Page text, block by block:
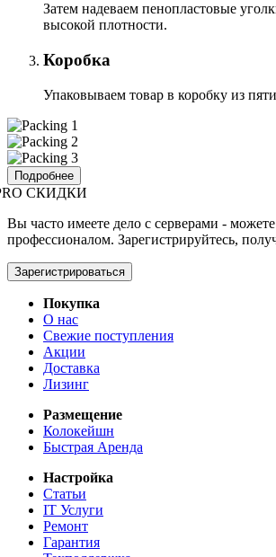
Затем надеваем пенопластовые
высокой плотности.
Коробка
Упаковываем товар в коробку из
Подробнее
СКИДКИ
Вы часто имеете дело с серверами - можете
профессионалом. Зарегистрируйтесь,
Зарегистрироваться
Покупка
О нас
Свежие поступления
Акции
Доставка
Лизинг
Размещение
Колокейшн
Быстрая Аренда
Настройка
Статьи
IT Услуги
Ремонт
Гарантия